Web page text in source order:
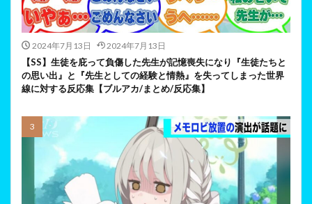
2024年7月13日 2024年7月13日
【SS】生徒を庇って負傷した先生が記憶喪失になり『生徒たちと
の思い出』と『先生としての経験と情熱』を失ってしまった世界
線に対する反応集【ブルアカ/まとめ/反応集】